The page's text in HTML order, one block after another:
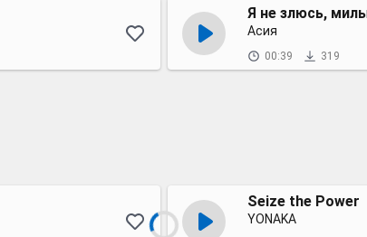
Я не злюсь,
Асия
00:39 319
Seize the Power
YONAKA